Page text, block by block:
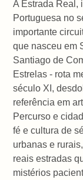
A Estrada Real,
Portuguesa no
importante
que nasceu em
Santiago de
Estrelas - rota
século XI,
referência em
Percurso e
fé e cultura de
urbanas e
reais estradas
mistérios